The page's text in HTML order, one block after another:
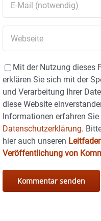
Mit der Nutzung dieses
erklären Sie sich mit der
und Verarbeitung Ihrer
diese Website
Informationen erfahren Sie
Datenschutzerklärung.
hier auch unseren
Veröffentlichung von